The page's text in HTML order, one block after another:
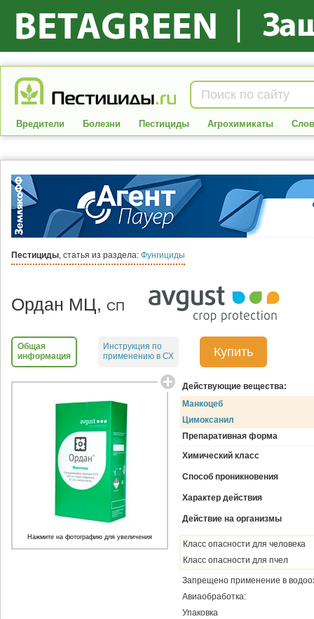
Вредители Болезни Пестициды Агрохимикаты
Пестициды, статья из раздела: Фунгициды
Ордан МЦ, СП
Общая
информация
Инструкция по
применению в СХ
Купить
Действующие вещества:
Манкоцеб
Цимоксанил
Препаративная форма
Химический класс
Способ проникновения
Характер действия
Действие на организмы
Класс опасности для человека
Класс опасности для пчел
Запрещено применение в
Авиаобработка:
Упаковка
Нажмите на фотографию для увеличения